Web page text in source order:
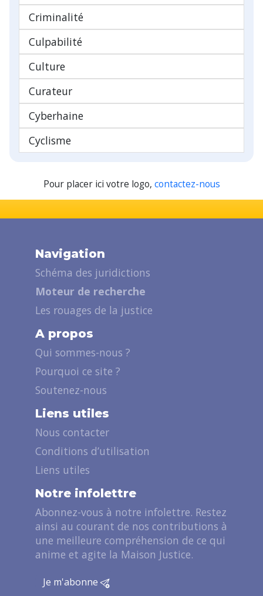
Criminalité
Culpabilité
Culture
Curateur
Cyberhaine
Cyclisme
Pour placer ici votre logo, contactez-nous
Navigation
Schéma des juridictions
Moteur de recherche
Les rouages de la justice
A propos
Qui sommes-nous ?
Pourquoi ce site ?
Soutenez-nous
Liens utiles
Nous contacter
Conditions d’utilisation
Liens utiles
Notre infolettre
Abonnez-vous à notre infolettre. Restez
ainsi au courant de nos contributions à
une meilleure compréhension de ce qui
anime et agite la Maison Justice.
Je m'abonne